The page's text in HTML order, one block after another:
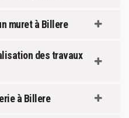
muret à Billere
des travaux
à Billere